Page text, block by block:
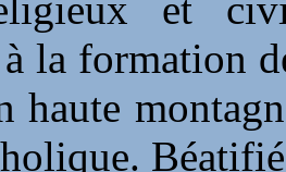
et
la formation
haute